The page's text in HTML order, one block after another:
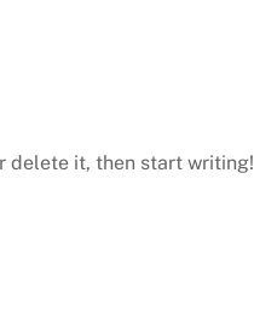
delete it, then start writing!